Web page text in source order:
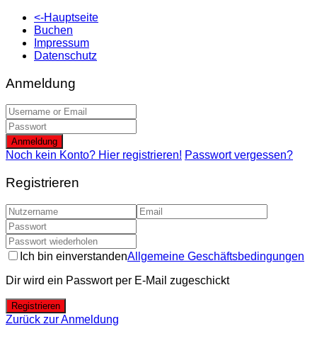
<-Hauptseite
Buchen
Impressum
Datenschutz
Anmeldung
Anmeldung
Noch kein Konto? Hier registrieren! Passwort vergessen?
Registrieren
Ich bin einverstandenAllgemeine Geschäftsbedingungen
Dir wird ein Passwort per E-Mail zugeschickt
Registrieren
Zurück zur Anmeldung